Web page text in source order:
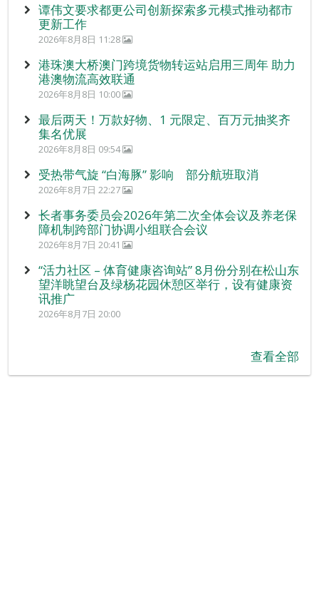
谭伟文要求都更公司创新探索多元模式推动都市
更新工作
2026年8月8日 11:28
港珠澳大桥澳门跨境货物转运站启用三周年 助力
港澳物流高效联通
2026年8月8日 10:00
最后两天！万款好物、1 元限定、百万元抽奖齐
集名优展
2026年8月8日 09:54
受热带气旋 “白海豚” 影响 部分航班取消
2026年8月7日 22:27
长者事务委员会2026年第二次全体会议及养老保
障机制跨部门协调小组联合会议
2026年8月7日 20:41
“活力社区 – 体育健康咨询站” 8月份分别在松山东
望洋眺望台及绿杨花园休憩区举行，设有健康资
讯推广
2026年8月7日 20:00
查看全部